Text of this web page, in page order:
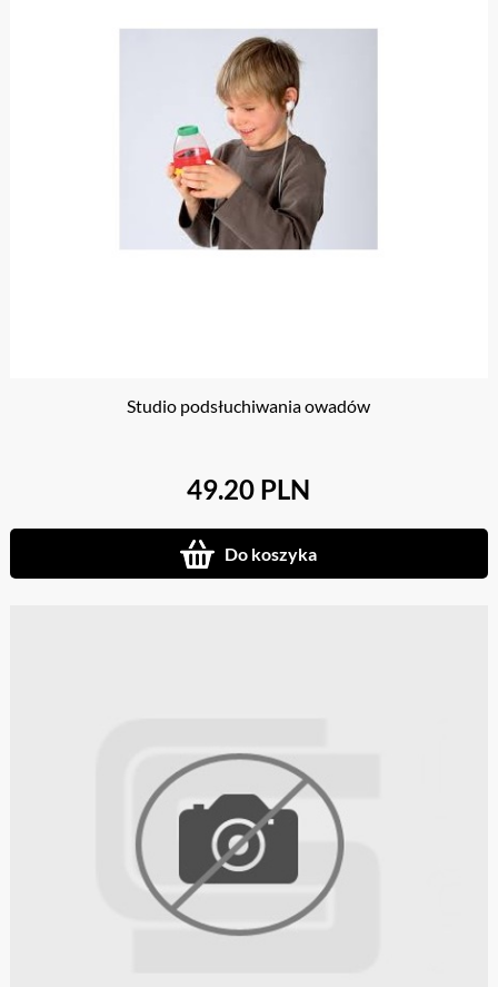
Studio podsłuchiwania owadów
49.20 PLN
Do koszyka